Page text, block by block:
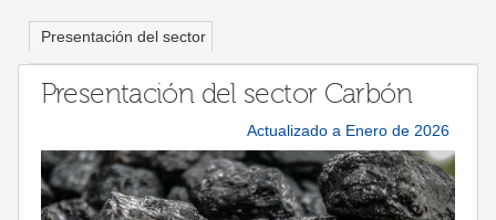
Presentación del sector
Presentación del sector Carbón
Actualizado a Enero de 2026